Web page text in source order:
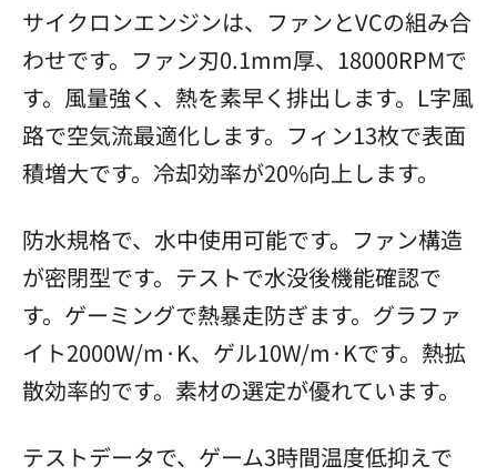
サイクロンエンジンは、ファンとVCの組み合
わせです。ファン刃0.1mm厚、18000RPMで
す。風量強く、熱を素早く排出します。L字風
路で空気流最適化します。フィン13枚で表面
積増大です。冷却効率が20%向上します。
防水規格で、水中使用可能です。ファン構造
が密閉型です。テストで水没後機能確認で
す。ゲーミングで熱暴走防ぎます。グラファ
イト2000W/m·K、ゲル10W/m·Kです。熱拡
散効率的です。素材の選定が優れています。
テストデータで、ゲーム3時間温度低抑えで